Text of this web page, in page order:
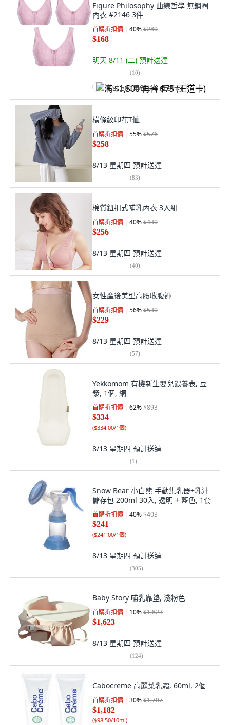
Figure Philosophy 曲線哲學 無鋼圈
內衣 #2146 3件
首購折扣價 40%$280
$168
明天 8/11 (二) 預計送達
(10)
满 $1,500 再省 $75 (王道卡)
橫條紋印花T恤
首購折扣價 55%$576
$258
8/13 星期四 預計送達
(83)
棉質鈕扣式哺乳內衣 3入組
首購折扣價 40%$430
$256
8/13 星期四 預計送達
(40)
女性產後美型高腰收腹褲
首購折扣價 56%$530
$229
8/13 星期四 預計送達
(57)
Yekkomom 有機新生嬰兒餵養表, 豆
漿, 1個, 網
首購折扣價 62%$893
$334
($334.00/1個)
8/13 星期四 預計送達
(1)
Snow Bear 小白熊 手動集乳器+乳汁
儲存包 200ml 30入, 透明 + 藍色, 1套
首購折扣價 40%$403
$241
($241.00/1個)
8/13 星期四 預計送達
(305)
Baby Story 哺乳靠墊, 淺粉色
首購折扣價 10%$1,823
$1,623
8/13 星期四 預計送達
(124)
Cabocreme 高麗菜乳霜, 60ml, 2個
首購折扣價 30%$1,707
$1,182
($98.50/10ml)